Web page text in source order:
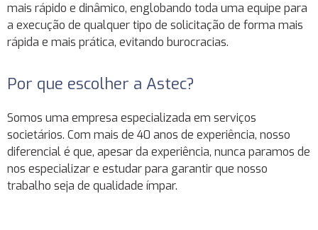
mais rápido e dinâmico, englobando toda uma equipe para
a execução de qualquer tipo de solicitação de forma mais
rápida e mais prática, evitando burocracias.
Por que escolher a Astec?
Somos uma empresa especializada em serviços
societários. Com mais de 40 anos de experiência, nosso
diferencial é que, apesar da experiência, nunca paramos de
nos especializar e estudar para garantir que nosso
trabalho seja de qualidade ímpar.